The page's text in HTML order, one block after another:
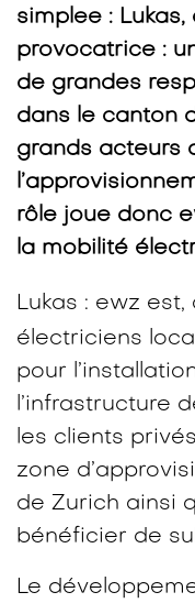
simplee :
provocatrice :
de grandes
dans le canton
grands acteurs
rôle joue donc
la mobilité
Lukas : ewz
électriciens
pour
l’infrastructure
les clients
zone
de Zurich ainsi
bénéficier de
Le